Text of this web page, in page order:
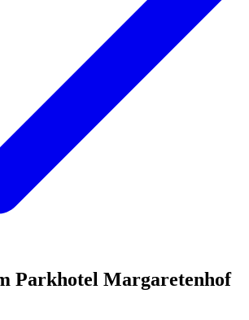
Parkhotel Margaretenhof